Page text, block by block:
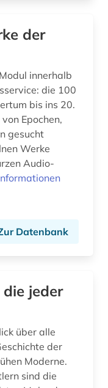
bayerische staatsbibliothek (1)
der
innerhalb
die 100
bis ins 20.
Epochen,
gesucht
Werke
Audio-
Datenbank
jeder
über alle
der
Moderne.
sind die